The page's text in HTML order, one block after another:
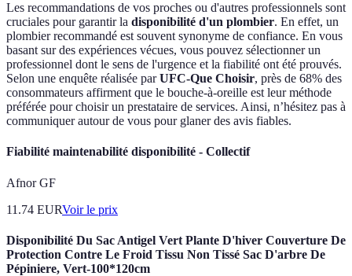
Les recommandations de vos proches ou d'autres professionnels sont
cruciales pour garantir la disponibilité d'un plombier. En effet, un
plombier recommandé est souvent synonyme de confiance. En vous
basant sur des expériences vécues, vous pouvez sélectionner un
professionnel dont le sens de l'urgence et la fiabilité ont été prouvés.
Selon une enquête réalisée parUFC-Que Choisir, près de 68% des
consommateurs affirment que le bouche-à-oreille est leur méthode
préférée pour choisir un prestataire de services. Ainsi, n’hésitez pas à
communiquer autour de vous pour glaner des avis fiables.
Fiabilité maintenabilité disponibilité - Collectif
Afnor GF
11.74 EURVoir le prix
Disponibilité Du Sac Antigel Vert Plante D'hiver Couverture De
Protection Contre Le Froid Tissu Non Tissé Sac D'arbre De
Pépiniere, Vert-100*120cm